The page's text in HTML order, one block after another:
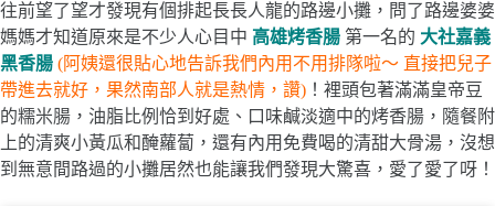
往前望了望才發現有個排起長長人龍的路邊小攤，問了路邊婆婆
媽媽才知道原來是不少人心目中 高雄烤香腸 第一名的 大社嘉義
黑香腸 (阿姨還很貼心地告訴我們內用不用排隊啦～ 直接把兒子
帶進去就好，果然南部人就是熱情，讚) ！裡頭包著滿滿皇帝豆
的糯米腸，油脂比例恰到好處、口味鹹淡適中的烤香腸，隨餐附
上的清爽小黃瓜和醃蘿蔔，還有內用免費喝的清甜大骨湯，沒想
到無意間路過的小攤居然也能讓我們發現大驚喜，愛了愛了呀！